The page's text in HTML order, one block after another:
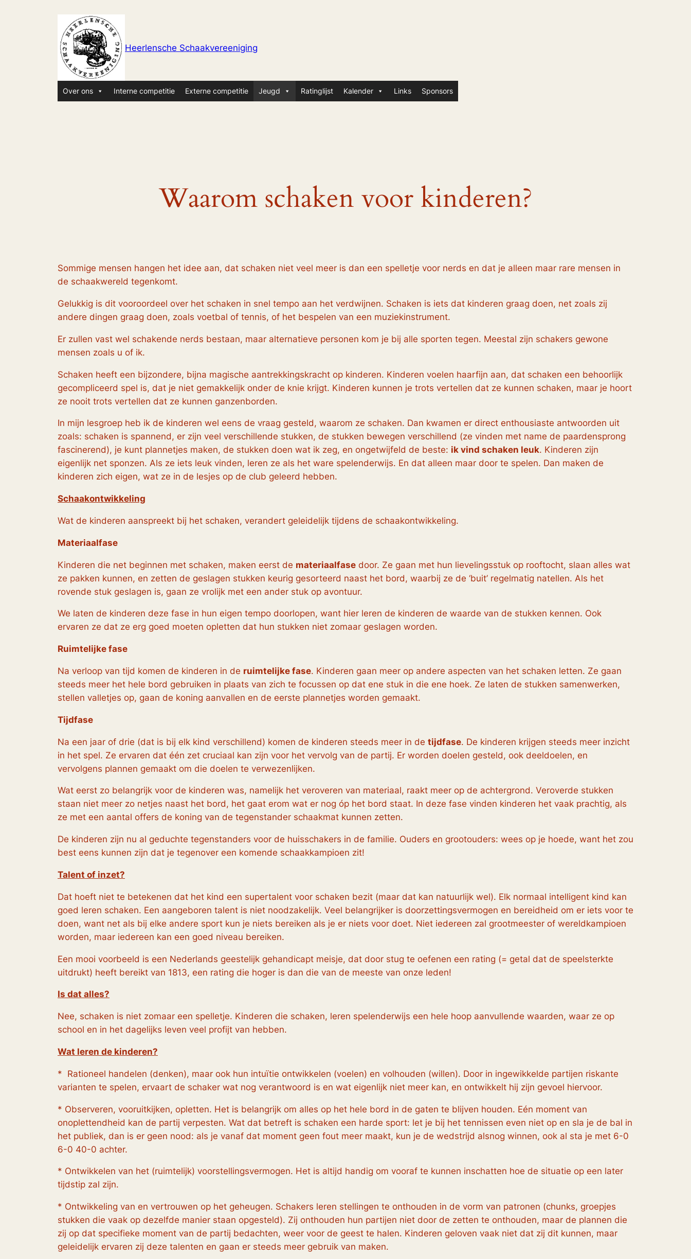
Heerlensche Schaakvereeniging
Over ons Interne competitie Externe competitie Jeugd Ratinglijst Kalender Links Sponsors
Waarom schaken voor kinderen?
Sommige mensen hangen het idee aan, dat schaken niet veel meer is dan een spelletje voor nerds en dat je alleen maar rare mensen in
de schaakwereld tegenkomt.
Gelukkig is dit vooroordeel over het schaken in snel tempo aan het verdwijnen. Schaken is iets dat kinderen graag doen, net zoals zij
andere dingen graag doen, zoals voetbal of tennis, of het bespelen van een muziekinstrument.
Er zullen vast wel schakende nerds bestaan, maar alternatieve personen kom je bij alle sporten tegen. Meestal zijn schakers gewone
mensen zoals u of ik.
Schaken heeft een bijzondere, bijna magische aantrekkingskracht op kinderen. Kinderen voelen haarfijn aan, dat schaken een behoorlijk
gecompliceerd spel is, dat je niet gemakkelijk onder de knie krijgt. Kinderen kunnen je trots vertellen dat ze kunnen schaken, maar je hoort
ze nooit trots vertellen dat ze kunnen ganzenborden.
In mijn lesgroep heb ik de kinderen wel eens de vraag gesteld, waarom ze schaken. Dan kwamen er direct enthousiaste antwoorden uit
zoals: schaken is spannend, er zijn veel verschillende stukken, de stukken bewegen verschillend (ze vinden met name de paardensprong
fascinerend), je kunt plannetjes maken, de stukken doen wat ik zeg, en ongetwijfeld de beste: ik vind schaken leuk. Kinderen zijn
eigenlijk net sponzen. Als ze iets leuk vinden, leren ze als het ware spelenderwijs. En dat alleen maar door te spelen. Dan maken de
kinderen zich eigen, wat ze in de lesjes op de club geleerd hebben.
Schaakontwikkeling
Wat de kinderen aanspreekt bij het schaken, verandert geleidelijk tijdens de schaakontwikkeling.
Materiaalfase
Kinderen die net beginnen met schaken, maken eerst de materiaalfase door. Ze gaan met hun lievelingsstuk op rooftocht, slaan alles wat
ze pakken kunnen, en zetten de geslagen stukken keurig gesorteerd naast het bord, waarbij ze de ‘buit’ regelmatig natellen. Als het
rovende stuk geslagen is, gaan ze vrolijk met een ander stuk op avontuur.
We laten de kinderen deze fase in hun eigen tempo doorlopen, want hier leren de kinderen de waarde van de stukken kennen. Ook
ervaren ze dat ze erg goed moeten opletten dat hun stukken niet zomaar geslagen worden.
Ruimtelijke fase
Na verloop van tijd komen de kinderen in de ruimtelijke fase. Kinderen gaan meer op andere aspecten van het schaken letten. Ze gaan
steeds meer het hele bord gebruiken in plaats van zich te focussen op dat ene stuk in die ene hoek. Ze laten de stukken samenwerken,
stellen valletjes op, gaan de koning aanvallen en de eerste plannetjes worden gemaakt.
Tijdfase
Na een jaar of drie (dat is bij elk kind verschillend) komen de kinderen steeds meer in de tijdfase. De kinderen krijgen steeds meer inzicht
in het spel. Ze ervaren dat één zet cruciaal kan zijn voor het vervolg van de partij. Er worden doelen gesteld, ook deeldoelen, en
vervolgens plannen gemaakt om die doelen te verwezenlijken.
Wat eerst zo belangrijk voor de kinderen was, namelijk het veroveren van materiaal, raakt meer op de achtergrond. Veroverde stukken
staan niet meer zo netjes naast het bord, het gaat erom wat er nog óp het bord staat. In deze fase vinden kinderen het vaak prachtig, als
ze met een aantal offers de koning van de tegenstander schaakmat kunnen zetten.
De kinderen zijn nu al geduchte tegenstanders voor de huisschakers in de familie. Ouders en grootouders: wees op je hoede, want het zou
best eens kunnen zijn dat je tegenover een komende schaakkampioen zit!
Talent of inzet?
Dat hoeft niet te betekenen dat het kind een supertalent voor schaken bezit (maar dat kan natuurlijk wel). Elk normaal intelligent kind kan
goed leren schaken. Een aangeboren talent is niet noodzakelijk. Veel belangrijker is doorzettingsvermogen en bereidheid om er iets voor te
doen, want net als bij elke andere sport kun je niets bereiken als je er niets voor doet. Niet iedereen zal grootmeester of wereldkampioen
worden, maar iedereen kan een goed niveau bereiken.
Een mooi voorbeeld is een Nederlands geestelijk gehandicapt meisje, dat door stug te oefenen een rating (= getal dat de speelsterkte
uitdrukt) heeft bereikt van 1813, een rating die hoger is dan die van de meeste van onze leden!
Is dat alles?
Nee, schaken is niet zomaar een spelletje. Kinderen die schaken, leren spelenderwijs een hele hoop aanvullende waarden, waar ze op
school en in het dagelijks leven veel profijt van hebben.
Wat leren de kinderen?
* Rationeel handelen (denken), maar ook hun intuïtie ontwikkelen (voelen) en volhouden (willen). Door in ingewikkelde partijen riskante
varianten te spelen, ervaart de schaker wat nog verantwoord is en wat eigenlijk niet meer kan, en ontwikkelt hij zijn gevoel hiervoor.
* Observeren, vooruitkijken, opletten. Het is belangrijk om alles op het hele bord in de gaten te blijven houden. Eén moment van
onoplettendheid kan de partij verpesten. Wat dat betreft is schaken een harde sport: let je bij het tennissen even niet op en sla je de bal in
het publiek, dan is er geen nood: als je vanaf dat moment geen fout meer maakt, kun je de wedstrijd alsnog winnen, ook al sta je met 6-0
6-0 40-0 achter.
* Ontwikkelen van het (ruimtelijk) voorstellingsvermogen. Het is altijd handig om vooraf te kunnen inschatten hoe de situatie op een later
tijdstip zal zijn.
* Ontwikkeling van en vertrouwen op het geheugen. Schakers leren stellingen te onthouden in de vorm van patronen (chunks, groepjes
stukken die vaak op dezelfde manier staan opgesteld). Zij onthouden hun partijen niet door de zetten te onthouden, maar de plannen die
zij op dat specifieke moment van de partij bedachten, weer voor de geest te halen. Kinderen geloven vaak niet dat zij dit kunnen, maar
geleidelijk ervaren zij deze talenten en gaan er steeds meer gebruik van maken.